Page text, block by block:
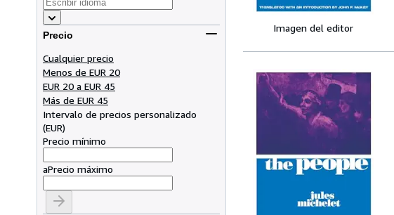
Precio
Cualquier precio
Menos de EUR 20
EUR 20 a EUR 45
Más de EUR 45
Intervalo de precios personalizado
(EUR)
Precio mínimo
aPrecio máximo
Imagen del editor